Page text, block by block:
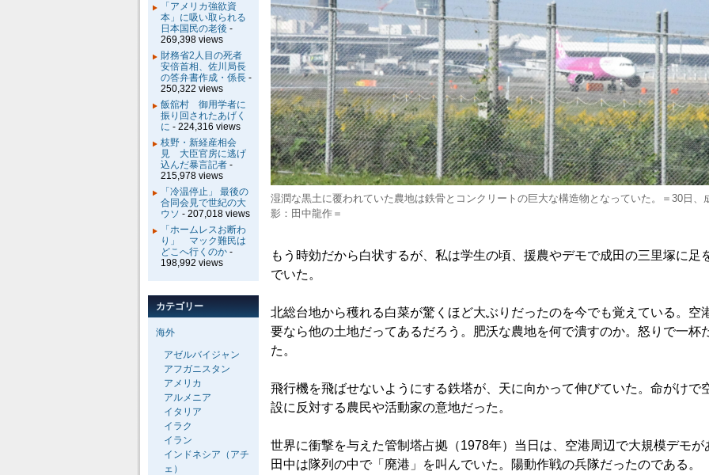
湿潤な黒土に覆われていた農地は鉄骨とコンクリートの巨大な構造物となっていた。＝30日
影：田中龍作＝
もう時効だから白状するが、私は学生の頃、援農やデモで成田の三里塚に足
でいた。
北総台地から穫れる白菜が驚くほど大ぶりだったのを今でも覚えている。空
要なら他の土地だってあるだろう。肥沃な農地を何で潰すのか。怒りで一杯
た。
飛行機を飛ばせないようにする鉄塔が、天に向かって伸びていた。命がけで
設に反対する農民や活動家の意地だった。
世界に衝撃を与えた管制塔占拠（1978年）当日は、空港周辺で大規模デモが
田中は隊列の中で「廃港」を叫んでいた。陽動作戦の兵隊だったのである。
「アメリカ強欲資
本」に吸い取られる
日本国民の老後 -
269,398 views
財務省2人目の死者
安倍首相、佐川局長
の答弁書作成・係長 -
250,322 views
飯舘村 御用学者に
振り回されたあげく
に - 224,316 views
枝野・新経産相会
見 大臣官房に逃げ
込んだ暴言記者 -
215,978 views
「冷温停止」 最後の
合同会見で世紀の大
ウソ - 207,018 views
「ホームレスお断わ
り」 マック難民は
どこへ行くのか -
198,992 views
カテゴリー
海外
アゼルバイジャン
アフガニスタン
アメリカ
アルメニア
イタリア
イラク
イラン
インドネシア（アチ
ェ）